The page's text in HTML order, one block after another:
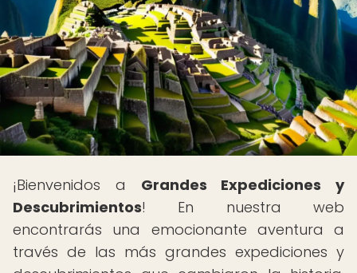
¡Bienvenidos a Grandes Expediciones y
Descubrimientos! En nuestra web
encontrarás una emocionante aventura a
través de las más grandes expediciones y